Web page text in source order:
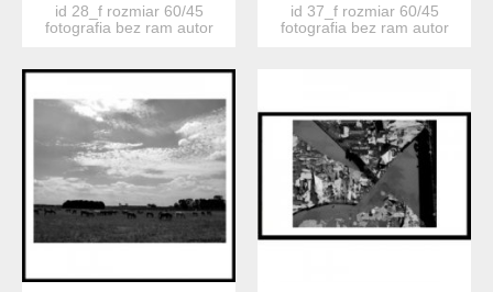
id 28_f rozmiar 60/45
fotografia bez ram autor
id 37_f rozmiar 60/45
fotografia bez ram autor